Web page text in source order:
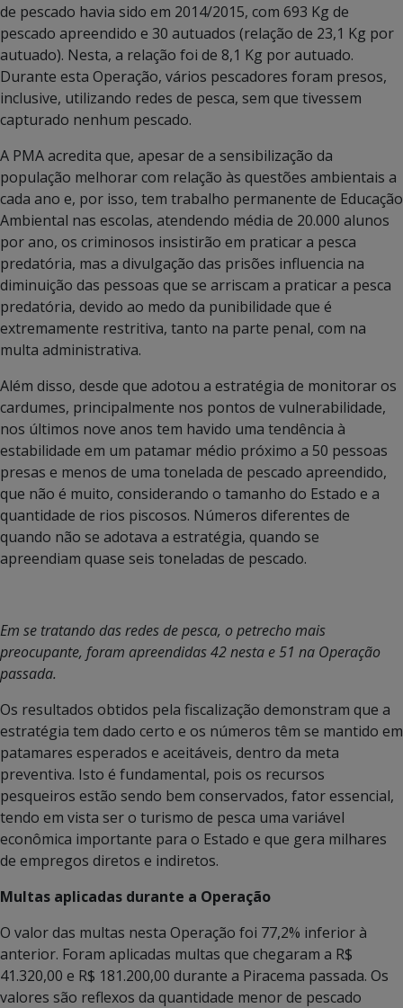
de pescado havia sido em 2014/2015, com 693 Kg de
pescado apreendido e 30 autuados (relação de 23,1 Kg por
autuado). Nesta, a relação foi de 8,1 Kg por autuado.
Durante esta Operação, vários pescadores foram presos,
inclusive, utilizando redes de pesca, sem que tivessem
capturado nenhum pescado.
A PMA acredita que, apesar de a sensibilização da
população melhorar com relação às questões ambientais a
cada ano e, por isso, tem trabalho permanente de Educação
Ambiental nas escolas, atendendo média de 20.000 alunos
por ano, os criminosos insistirão em praticar a pesca
predatória, mas a divulgação das prisões influencia na
diminuição das pessoas que se arriscam a praticar a pesca
predatória, devido ao medo da punibilidade que é
extremamente restritiva, tanto na parte penal, com na
multa administrativa.
Além disso, desde que adotou a estratégia de monitorar os
cardumes, principalmente nos pontos de vulnerabilidade,
nos últimos nove anos tem havido uma tendência à
estabilidade em um patamar médio próximo a 50 pessoas
presas e menos de uma tonelada de pescado apreendido,
que não é muito, considerando o tamanho do Estado e a
quantidade de rios piscosos. Números diferentes de
quando não se adotava a estratégia, quando se
apreendiam quase seis toneladas de pescado.
Em se tratando das redes de pesca, o petrecho mais
preocupante, foram apreendidas 42 nesta e 51 na Operação
passada.
Os resultados obtidos pela fiscalização demonstram que a
estratégia tem dado certo e os números têm se mantido em
patamares esperados e aceitáveis, dentro da meta
preventiva. Isto é fundamental, pois os recursos
pesqueiros estão sendo bem conservados, fator essencial,
tendo em vista ser o turismo de pesca uma variável
econômica importante para o Estado e que gera milhares
de empregos diretos e indiretos.
Multas aplicadas durante a Operação
O valor das multas nesta Operação foi 77,2% inferior à
anterior. Foram aplicadas multas que chegaram a R$
41.320,00 e R$ 181.200,00 durante a Piracema passada. Os
valores são reflexos da quantidade menor de pescado